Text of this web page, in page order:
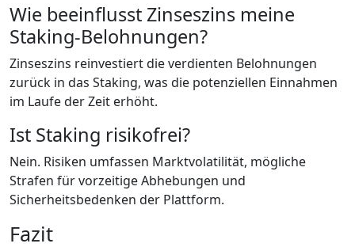
Wie beeinflusst Zinseszins meine
Staking-Belohnungen?
Zinseszins reinvestiert die verdienten Belohnungen
zurück in das Staking, was die potenziellen Einnahmen
im Laufe der Zeit erhöht.
Ist Staking risikofrei?
Nein. Risiken umfassen Marktvolatilität, mögliche
Strafen für vorzeitige Abhebungen und
Sicherheitsbedenken der Plattform.
Fazit